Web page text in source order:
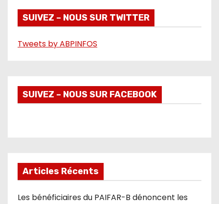
o
SUIVEZ – NOUS SUR TWITTER
Tweets by ABPINFOS
SUIVEZ – NOUS SUR FACEBOOK
Articles Récents
Les bénéficiaires du PAIFAR-B dénoncent les